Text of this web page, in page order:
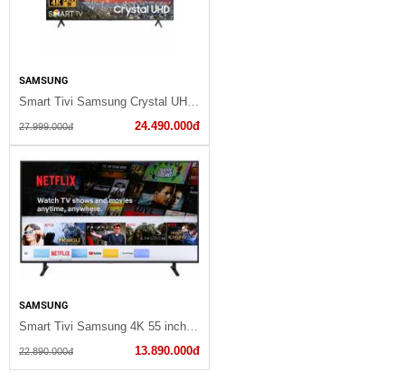
SAMSUNG
27.999.000đ 24.490.000đ
SAMSUNG
22.890.000đ 13.890.000đ